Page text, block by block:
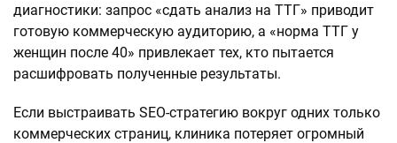
диагностики: запрос «сдать анализ на ТТГ» приводит
готовую коммерческую аудиторию, а «норма ТТГ у
женщин после 40» привлекает тех, кто пытается
расшифровать полученные результаты.
Если выстраивать SEO-стратегию вокруг одних только
коммерческих страниц, клиника потеряет огромный